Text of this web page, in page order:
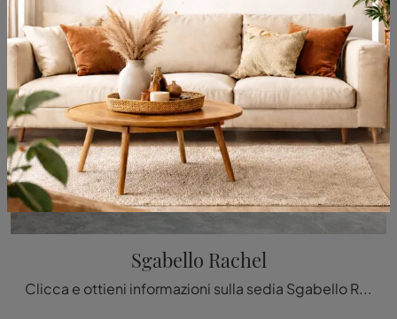
Sgabello Rachel
Clicca e ottieni informazioni sulla sedia Sgabello Rachel di Cattelan Italia in pelle: le più esclusive Sedie sgabelli design ti aspettano.